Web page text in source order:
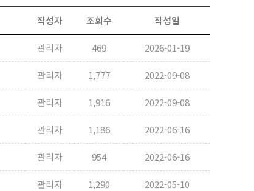
작성자 조회수 작성일
관리자 469 2026-01-19
관리자 1,777 2022-09-08
관리자 1,916 2022-09-08
관리자 1,186 2022-06-16
관리자 954 2022-06-16
관리자 1,290 2022-05-10